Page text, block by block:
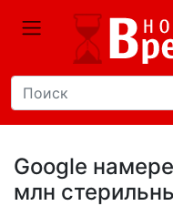
Google
млн